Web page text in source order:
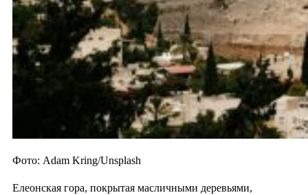
Фото: Adam Kring/Unsplash
Елеонская гора, покрытая масличными деревьями,